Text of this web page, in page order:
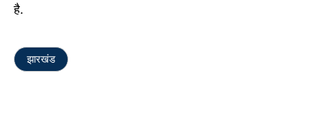
है.
झारखंड